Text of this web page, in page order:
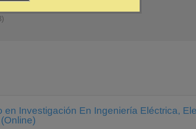
en Investigación En Ingeniería Eléctrica,